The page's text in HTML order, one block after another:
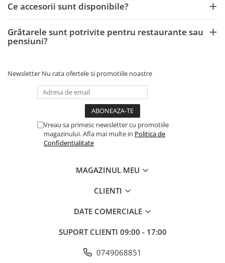
Ce accesorii sunt disponibile?
Grătarele sunt potrivite pentru restaurante sau
pensiuni?
Newsletter Nu rata ofertele si promotiile noastre
Vreau sa primesc newsletter cu promotiile
magazinului. Afla mai multe in Politica de
Confidentialitate
MAGAZINUL MEU
CLIENTI
DATE COMERCIALE
SUPORT CLIENTI 09:00 - 17:00
0749068851